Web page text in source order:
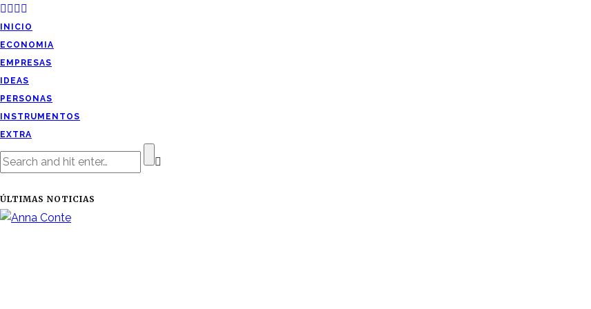
INICIO
ECONOMIA
EMPRESAS
IDEAS
PERSONAS
INSTRUMENTOS
EXTRA
ÚLTIMAS NOTICIAS